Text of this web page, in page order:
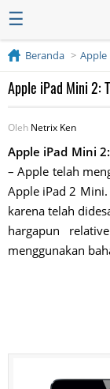
☰
Beranda Apple
Apple iPad Mini 2:
Oleh Netrix Ken
Apple iPad Mini
– Apple telah
Apple iPad 2
karena telah
hargapun
menggunakan